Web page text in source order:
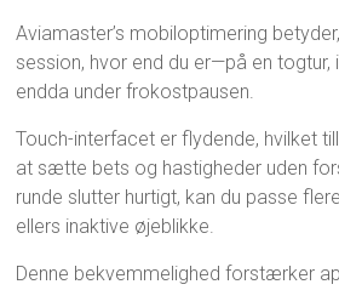
Aviamaster’s mobiloptimering
session, hvor end du er—på en togtur,
endda under frokostpausen.
Touch-interfacet er flydende, hvilket
at sætte bets og hastigheder uden
runde slutter hurtigt, kan du passe
ellers inaktive øjeblikke.
Denne bekvemmelighed forstærker